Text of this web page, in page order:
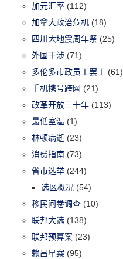
加元汇率 (112)
加拿大政治危机 (18)
四川大地震周年祭 (25)
外国干涉 (71)
多伦多市政员工罢工 (61)
手机携号跨网 (21)
改革开放三十年 (113)
最低室温 (1)
林顿病逝 (23)
消费指南 (73)
省市选举 (244)
选区概况 (54)
移民问卷调查 (10)
联邦大选 (138)
联邦预算案 (23)
赖昌星案 (95)